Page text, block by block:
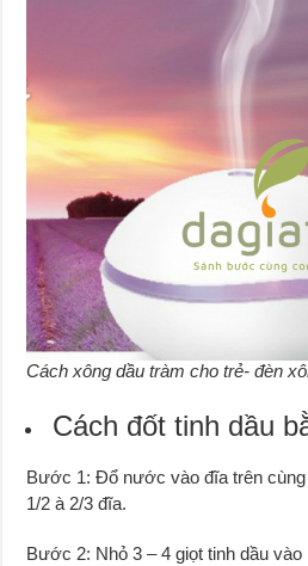
Cách xông dầu tràm cho trẻ- đèn
Cách đốt tinh dầu
Bước 1: Đổ nước vào đĩa trên
1/2 à 2/3 đĩa.
Bước 2: Nhỏ 3 – 4 giọt tinh dầu